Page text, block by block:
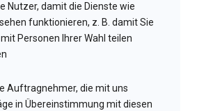
Nutzer, damit die Dienste wie
funktionieren, z. B. damit Sie
mit Personen Ihrer Wahl teilen
Auftragnehmer, die mit uns
in Übereinstimmung mit diesen